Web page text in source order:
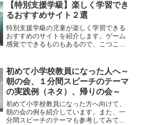
【特別支援学級】楽しく学習でき
るおすすめサイト２選
特別支援学級の児童が楽しく学習できる
おすすめのサイトを紹介します。ゲーム
感覚でできるものもあるので、こつこつ
初めて小学校教員になった人へ～
朝の会、１分間スピーチのテーマ
の実践例（ネタ）、帰りの会～
初めて小学校教員になった方へ向けて、
朝の会の例を紹介しています。また、一
分間スピーチのテーマも参考してみてく